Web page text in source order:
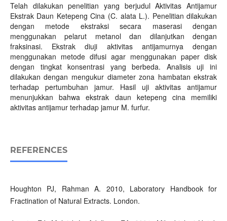
Telah dilakukan penelitian yang berjudul Aktivitas Antijamur
Ekstrak Daun Ketepeng Cina (C. alata L.). Penelitian dilakukan
dengan metode ekstraksi secara maserasi dengan
menggunakan pelarut metanol dan dilanjutkan dengan
fraksinasi. Ekstrak diuji aktivitas antijamurnya dengan
menggunakan metode difusi agar menggunakan paper disk
dengan tingkat konsentrasi yang berbeda. Analisis uji ini
dilakukan dengan mengukur diameter zona hambatan ekstrak
terhadap pertumbuhan jamur. Hasil uji aktivitas antijamur
menunjukkan bahwa ekstrak daun ketepeng cina memiliki
aktivitas antijamur terhadap jamur M. furfur.
REFERENCES
Houghton PJ, Rahman A. 2010, Laboratory Handbook for
Fractination of Natural Extracts. London.